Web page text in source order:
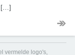
[…]
vermelde logo's,